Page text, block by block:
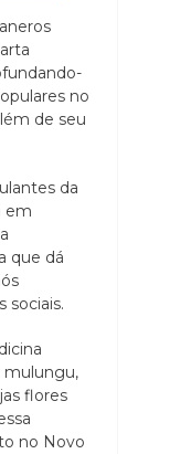
no
de seu
da
em
que dá
sociais.
mulungu,
flores
no Novo